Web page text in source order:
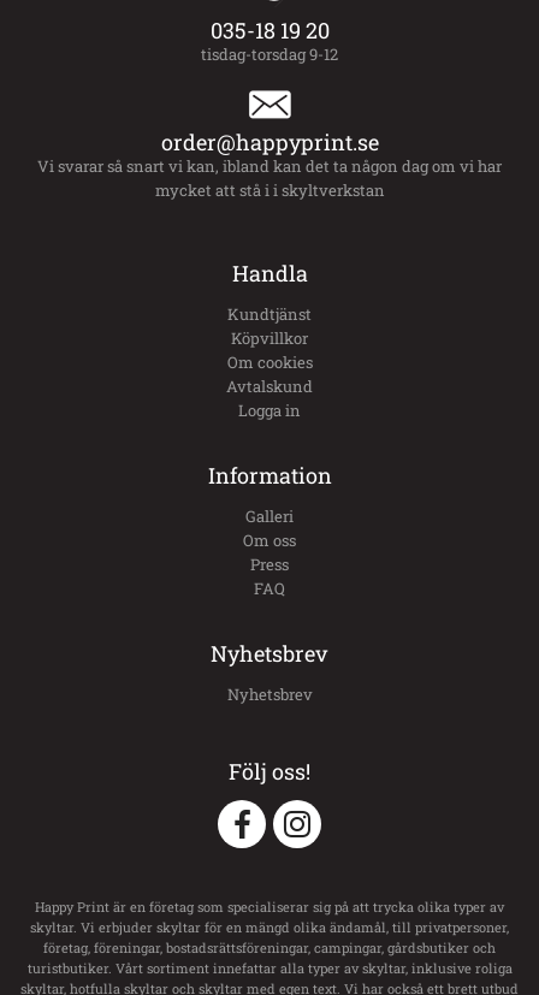
035-18 19 20
tisdag-torsdag 9-12
order@happyprint.se
Vi svarar så snart vi kan, ibland kan det ta någon dag om vi har
mycket att stå i i skyltverkstan
Handla
Kundtjänst
Köpvillkor
Om cookies
Avtalskund
Logga in
Information
Galleri
Om oss
Press
FAQ
Nyhetsbrev
Nyhetsbrev
Följ oss!
Happy Print är en företag som specialiserar sig på att trycka olika typer av
skyltar. Vi erbjuder skyltar för en mängd olika ändamål, till privatpersoner,
företag, föreningar, bostadsrättsföreningar, campingar, gårdsbutiker och
turistbutiker. Vårt sortiment innefattar alla typer av skyltar, inklusive roliga
skyltar, hotfulla skyltar och skyltar med egen text. Vi har också ett brett utbud